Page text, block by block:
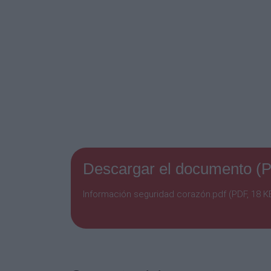
Descargar el documento
Información seguridad corazón.pdf (PDF, 18